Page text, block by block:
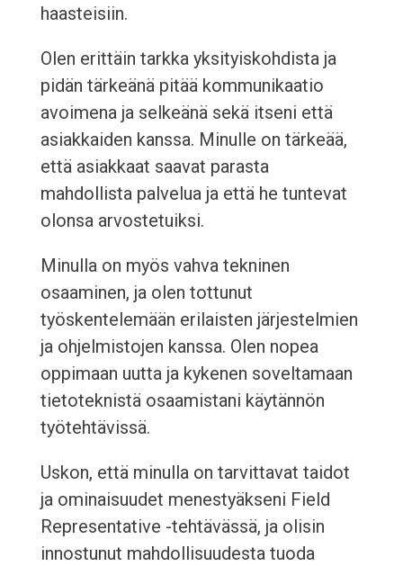
haasteisiin.
Olen erittäin tarkka yksityiskohdista ja
pidän tärkeänä pitää kommunikaatio
avoimena ja selkeänä sekä itseni että
asiakkaiden kanssa. Minulle on tärkeää,
että asiakkaat saavat parasta
mahdollista palvelua ja että he tuntevat
olonsa arvostetuiksi.
Minulla on myös vahva tekninen
osaaminen, ja olen tottunut
työskentelemään erilaisten järjestelmien
ja ohjelmistojen kanssa. Olen nopea
oppimaan uutta ja kykenen soveltamaan
tietoteknistä osaamistani käytännön
työtehtävissä.
Uskon, että minulla on tarvittavat taidot
ja ominaisuudet menestyäkseni Field
Representative -tehtävässä, ja olisin
innostunut mahdollisuudesta tuoda